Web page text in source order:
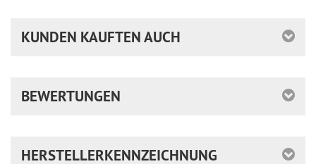
KUNDEN KAUFTEN AUCH
BEWERTUNGEN
HERSTELLERKENNZEICHNUNG